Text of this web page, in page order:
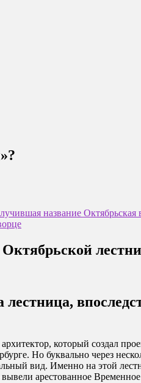
название Октябрьская
Октябрьской
лестница,
который создал
Но буквально через
вид. Именно на этой
арестованное